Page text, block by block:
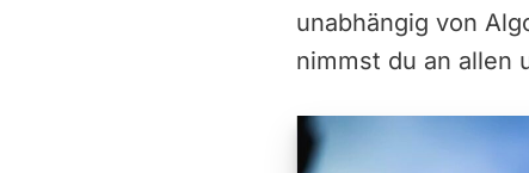
unabhängig von
nimmst du an allen